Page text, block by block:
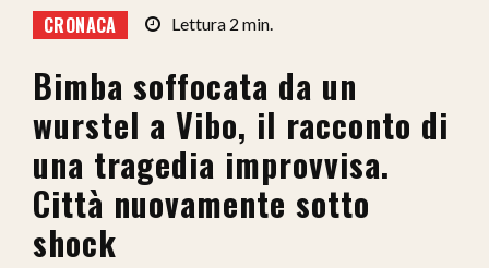
Cronaca
Giudiziaria
Politica
Sport
Attualità
CRONACA Lettura 2 min.
Bimba soffocata da un
wurstel a Vibo, il racconto di
una tragedia improvvisa.
Città nuovamente sotto
shock